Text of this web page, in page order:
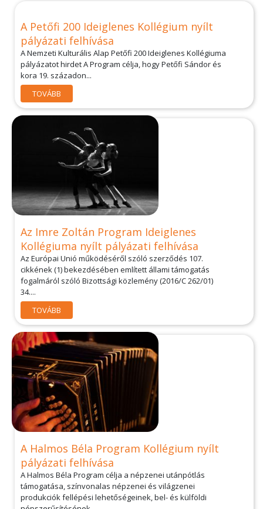
A Petőfi 200 Ideiglenes Kollégium nyílt
pályázati felhívása
A Nemzeti Kulturális Alap Petőfi 200 Ideiglenes Kollégiuma
pályázatot hirdet A Program célja, hogy Petőfi Sándor és
kora 19. századon...
TOVÁBB
Az Imre Zoltán Program Ideiglenes
Kollégiuma nyílt pályázati felhívása
Az Európai Unió működéséről szóló szerződés 107.
cikkének (1) bekezdésében említett állami támogatás
fogalmáról szóló Bizottsági közlemény (2016/C 262/01)
34....
TOVÁBB
A Halmos Béla Program Kollégium nyílt
pályázati felhívása
A Halmos Béla Program célja a népzenei utánpótlás
támogatása, színvonalas népzenei és világzenei
produkciók fellépési lehetőségeinek, bel- és külföldi